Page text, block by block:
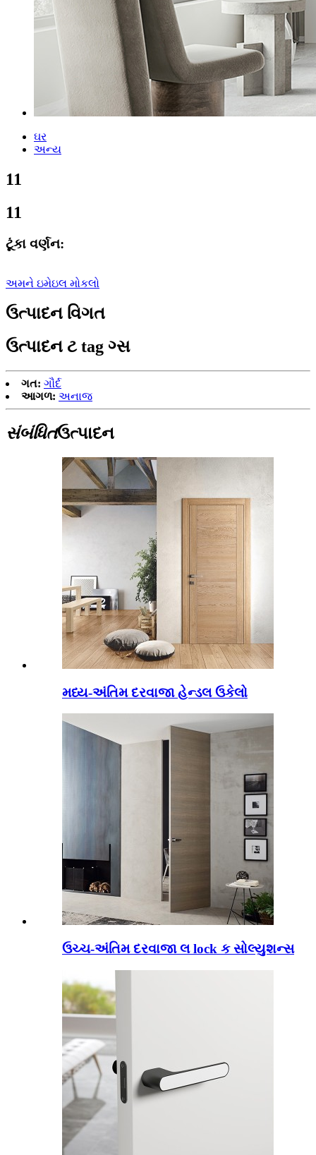
ઘર
અન્ય
11
11
ટૂંકા વર્ણન:
અમને ઇમેઇલ મોકલો
ઉત્પાદન વિગત
ઉત્પાદન ટ tag ગ્સ
ગત: ગૌર્દ
આગળ: અનાજ
સંબંધિતઉત્પાદન
મધ્ય-અંતિમ દરવાજા હેન્ડલ ઉકેલો
ઉચ્ચ-અંતિમ દરવાજા લ lock ક સોલ્યુશન્સ